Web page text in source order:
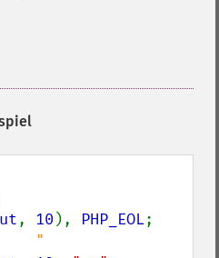
, 10 ), PHP_EOL